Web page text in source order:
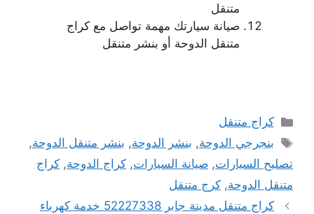
متنقل
صيانة سيارتك مهمة تواصل مع كراج
متنقل الدوحة أو بنشر متنقل
التصنيفات
كراج متنقل
الوسوم
بنجرجي الدوحة, بنشر الدوحة, بنشر متنقل الدوحة,
تصليح السيارات, صيانة السيارات, كراج الدوحة, كراج
متنقل الدوحة, كرج متنقل
كراج متنقل مدينة جابر 52227338 خدمة كهرباء